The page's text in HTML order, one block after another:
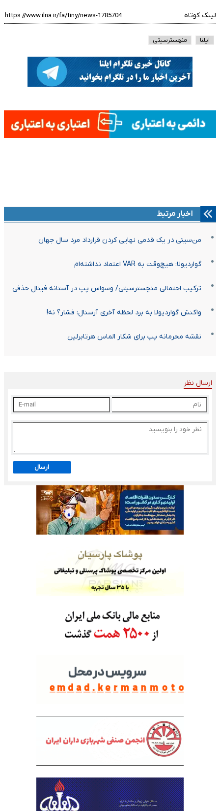
لینک کوتاه
ایلنا منچسترسیتی
اخبار مرتبط
من‌سیتی در یک قدمی نهایی کردن قرارداد مرد سال جهان
گواردیولا: هیچ‌وقت به VAR اعتماد نداشته‌ام
ترکیب احتمالی منچسترسیتی/ وسواس پپ در آستانه فینال حذفی
واکنش گواردیولا به برد لحظه آخری آرسنال: فشار؟ نه!
نقشه محرمانه پپ برای شکار الماس هرتابرلین
ارسال نظر
ارسال